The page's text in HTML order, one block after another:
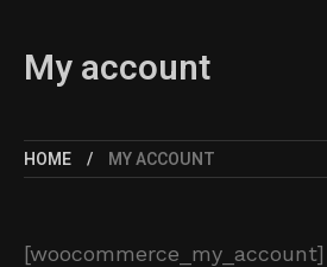
My account
HOME MY ACCOUNT
[woocommerce_my_account]